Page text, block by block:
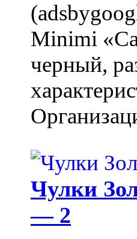
Minimi
черный,
Чулки
— 2